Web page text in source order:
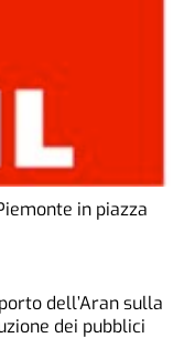
in piazza
dell’Aran sulla
dei pubblici